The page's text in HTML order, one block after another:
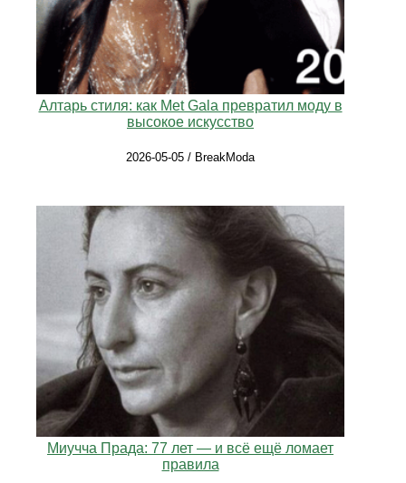
Алтарь стиля: как Met Gala превратил моду в
высокое искусство
2026-05-05 / BreakModa
Миучча Прада: 77 лет — и всё ещё ломает
правила